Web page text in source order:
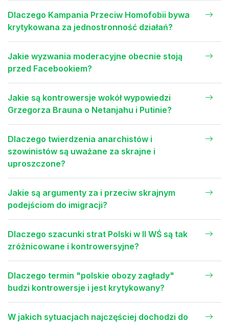
Dlaczego Kampania Przeciw Homofobii bywa
krytykowana za jednostronność działań?
Jakie wyzwania moderacyjne obecnie stoją
przed Facebookiem?
Jakie są kontrowersje wokół wypowiedzi
Grzegorza Brauna o Netanjahu i Putinie?
Dlaczego twierdzenia anarchistów i
szowinistów są uważane za skrajne i
uproszczone?
Jakie są argumenty za i przeciw skrajnym
podejściom do imigracji?
Dlaczego szacunki strat Polski w II WŚ są tak
zróżnicowane i kontrowersyjne?
Dlaczego termin "polskie obozy zagłady"
budzi kontrowersje i jest krytykowany?
W jakich sytuacjach najczęściej dochodzi do